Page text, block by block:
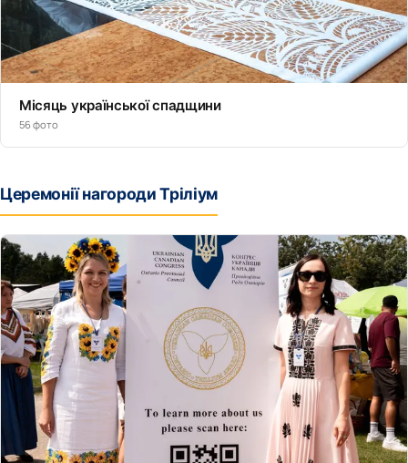
Місяць української спадщини
56 фото
Церемонії нагороди Тріліум